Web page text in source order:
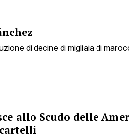
di decine di migliaia di
allo Scudo delle